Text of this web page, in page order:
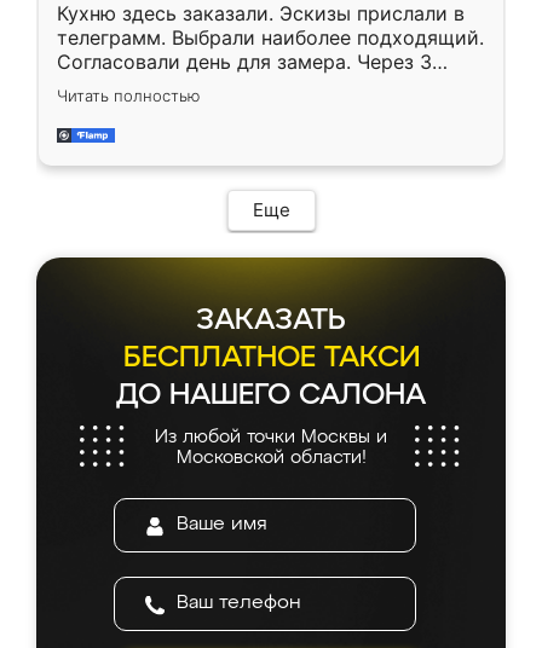
Кухню здесь заказали. Эскизы прислали в
телеграмм. Выбрали наиболее подходящий.
Согласовали день для замера. Через 3
недели кухня была уже готова. Остались
довольны работой. Спасибо Ренессанс
мебель за качественную работу!
Читать полностью
Еще
ЗАКАЗАТЬ
БЕСПЛАТНОЕ ТАКСИ
ДО НАШЕГО САЛОНА
Из любой точки Москвы и
Московской области!